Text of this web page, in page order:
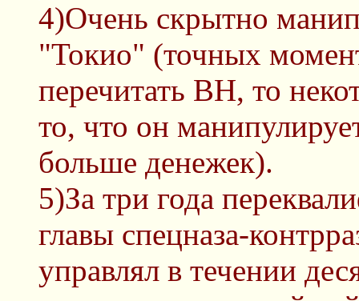
4)Очень скрытно
"Токио" (точных
перечитать ВН, то
то, что он
больше денежек).
5)За три года
главы спецназа-
управлял в течении